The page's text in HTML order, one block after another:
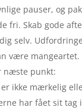
pauser, og
fri. Skab gode
selv.
være mangeartet.
næste punkt:
ikke mærkelig
har fået sit tag